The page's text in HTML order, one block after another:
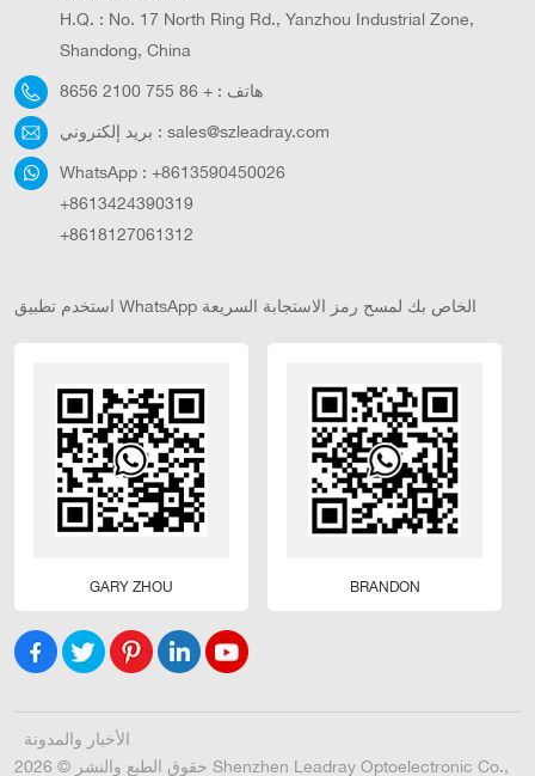
الطقس، وتحسين تأثير
الإضاءة، وتعزيز الراحة
البصرية والسلامة
المرورية ليلًا.تستخدم
المتكاملة LGH ألواحًا
شمسية من السيليكون
أحادي البلورة عالية
الكفاءة، ومصابيح LED
العمر، وتقنية تحكم ذكية
(الساحات، والحدائق،
ومواقف السيارات،
ومزارع الأسماك،
والمزارع، وغيرها)، حيث
توفر إضاءة مستمرة
طويلة الأمد وقدرات
H.Q. : No. 17 North Ring Rd., Yanzhou Industrial Zone,
Shandong, China
هاتف : + 86 755 2100 8656
بريد إلكتروني : sales@szleadray.com
WhatsApp : +8613590450026
+8613424390319
+8618127061312
استخدم تطبيق WhatsApp الخاص بك لمسح رمز الاستجابة السريعة
GARY ZHOU BRANDON
الأخبار والمدونة
حقوق الطبع والنشر © 2026 Shenzhen Leadray Optoelectronic Co.,